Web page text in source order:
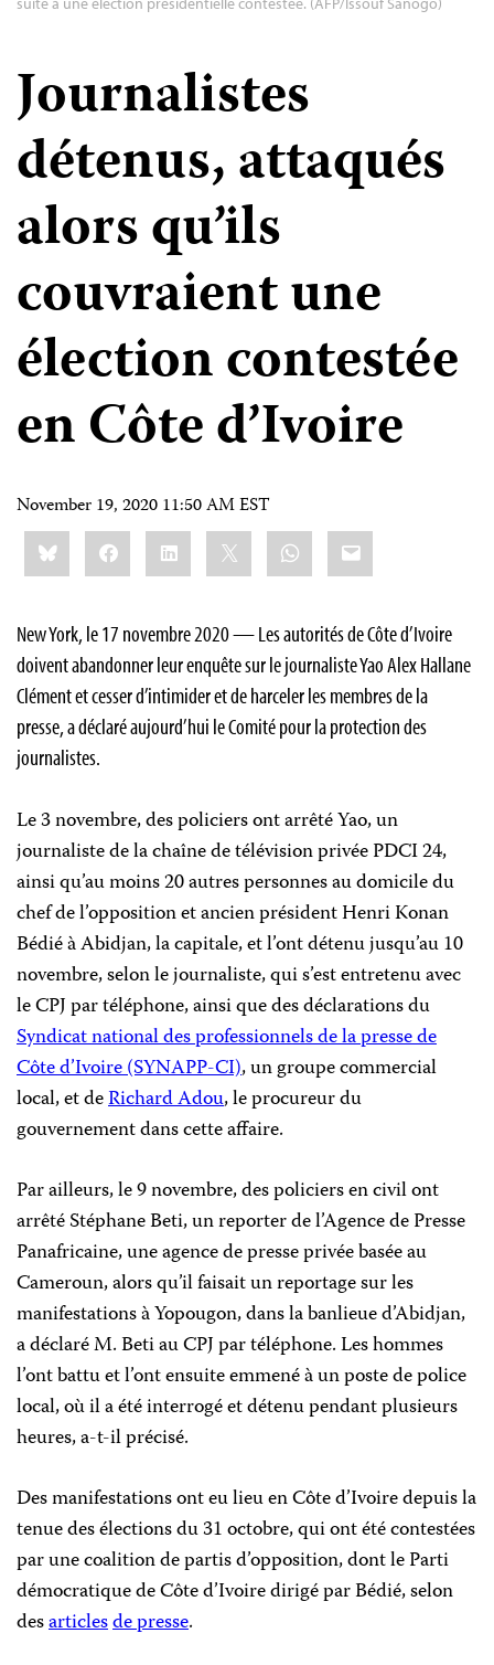
Journalistes
détenus, attaqués
alors qu’ils
couvraient une
élection contestée
en Côte d’Ivoire
November 19, 2020 11:50 AM EST
Share
this:BlueskyFacebookLinkedIn WhatsApp
Email
New York, le 17 novembre 2020 — Les autorités de Côte d’Ivoire
doivent abandonner leur enquête sur le journaliste Yao Alex Hallane
Clément et cesser d’intimider et de harceler les membres de la
presse, a déclaré aujourd’hui le Comité pour la protection des
journalistes.
Le 3 novembre, des policiers ont arrêté Yao, un
journaliste de la chaîne de télévision privée PDCI 24,
ainsi qu’au moins 20 autres personnes au domicile du
chef de l’opposition et ancien président Henri Konan
Bédié à Abidjan, la capitale, et l’ont détenu jusqu’au 10
novembre, selon le journaliste, qui s’est entretenu avec
le CPJ par téléphone, ainsi que des déclarations du
Syndicat national des professionnels de la presse de
Côte d’Ivoire (SYNAPP-CI), un groupe commercial
local, et deRichard Adou, le procureur du
gouvernement dans cette affaire.
Par ailleurs, le 9 novembre, des policiers en civil ont
arrêté Stéphane Beti, un reporter de l’Agence de Presse
Panafricaine, une agence de presse privée basée au
Cameroun, alors qu’il faisait un reportage sur les
manifestations à Yopougon, dans la banlieue d’Abidjan,
a déclaré M. Beti au CPJ par téléphone. Les hommes
l’ont battu et l’ont ensuite emmené à un poste de police
local, où il a été interrogé et détenu pendant plusieurs
heures, a-t-il précisé.
Des manifestations ont eu lieu en Côte d’Ivoire depuis la
tenue des élections du 31 octobre, qui ont été contestées
par une coalition de partis d’opposition, dont le Parti
démocratique de Côte d’Ivoire dirigé par Bédié, selon
desarticlesde presse.